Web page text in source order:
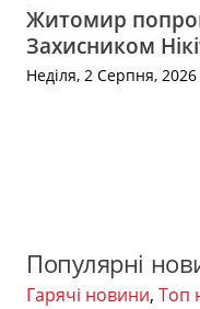
Житомир
Захисником
Неділя, 2 Серпня, 2026
Популярні
Гарячі новини, Топ